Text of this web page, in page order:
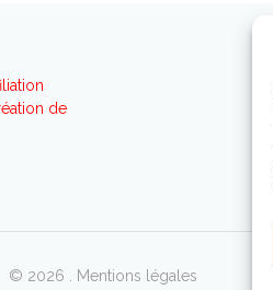
de
© 2026 . Mentions légales